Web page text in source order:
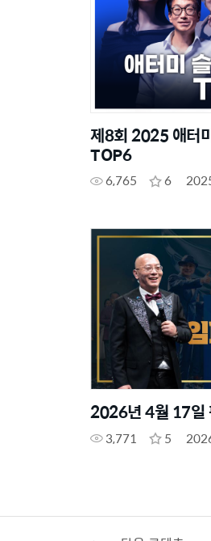
제8회 2025 애터
TOP6
6,765 6
2026년 4월 17일
3,771 5